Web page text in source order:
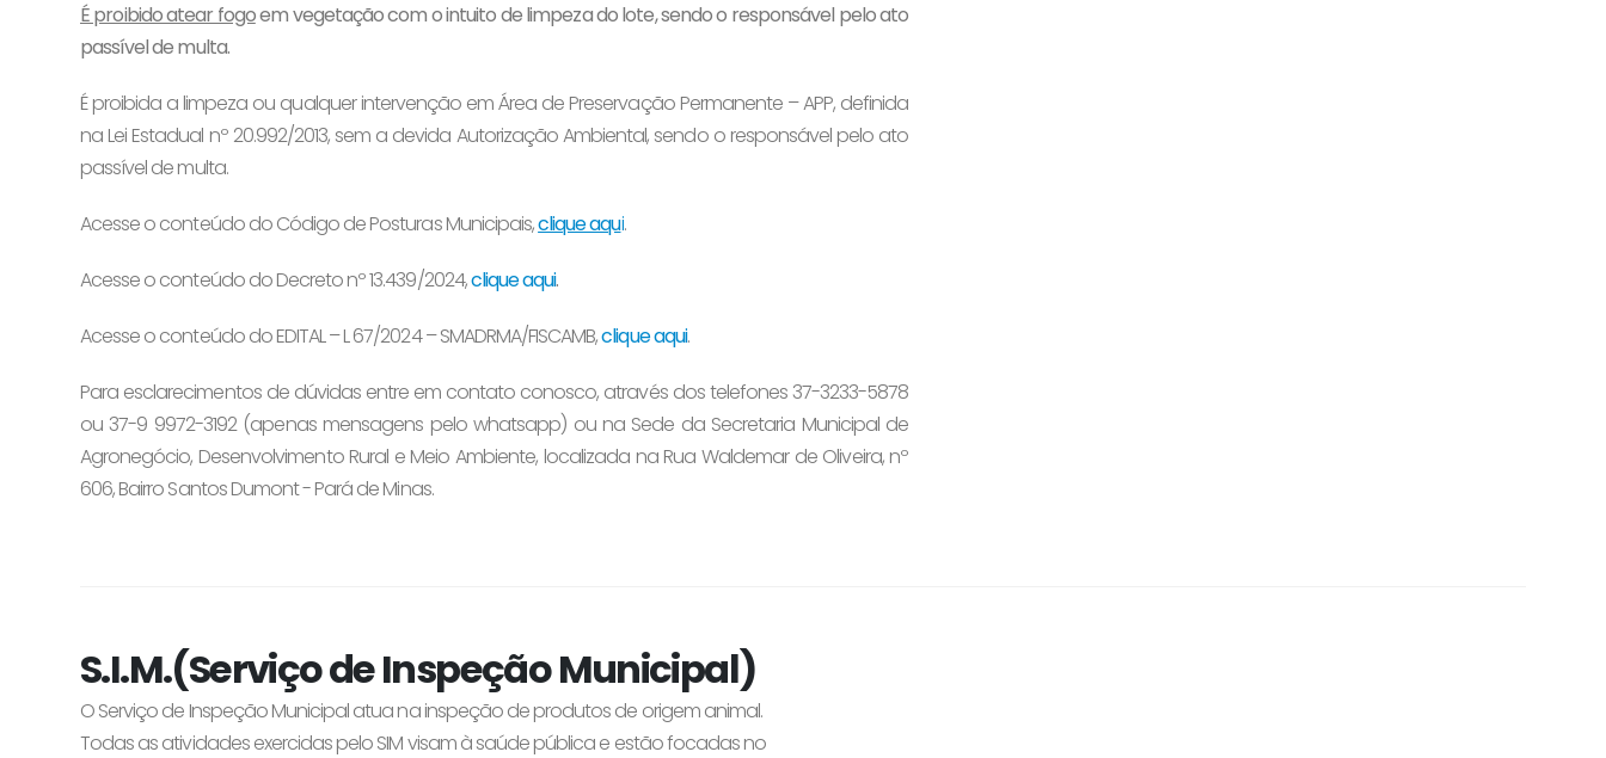
É proibido atear fogoem vegetação com o intuito de limpeza do lote, sendo o responsável pelo ato
passível de multa.
É proibida a limpeza ou qualquer intervenção em Área de Preservação Permanente – APP, definida
na Lei Estadual nº 20.992/2013, sem a devida Autorização Ambiental, sendo o responsável pelo ato
passível de multa.
Acesse o conteúdo do Código de Posturas Municipais,clique aqui.
Acesse o conteúdo do Decreto nº 13.439/2024,clique aqui.
Acesse o conteúdo do EDITAL – L 67/2024 – SMADRMA/FISCAMB,clique aqui.
Para esclarecimentos de dúvidas entre em contato conosco, através dos telefones 37-3233-5878
ou 37-9 9972-3192 (apenas mensagens pelo whatsapp) ou na Sede da Secretaria Municipal de
Agronegócio, Desenvolvimento Rural e Meio Ambiente, localizada na Rua Waldemar de Oliveira, nº
606, Bairro Santos Dumont - Pará de Minas.
S.I.M.(Serviço de Inspeção Municipal)
O Serviço de Inspeção Municipal atua na inspeção de produtos de origem animal.
Todas as atividades exercidas pelo SIM visam à saúde pública e estão focadas no